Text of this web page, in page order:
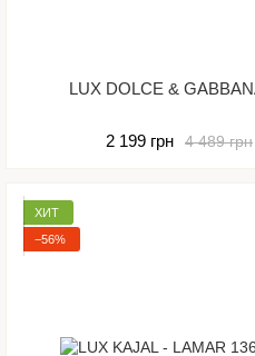
LUX DOLCE &
4 489 грн
2 199 грн
ХИТ
−56%